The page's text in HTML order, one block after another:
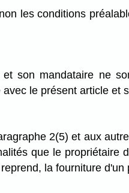
les conditions
son mandataire ne
le présent article et
2(5) et aux
que le
la fourniture